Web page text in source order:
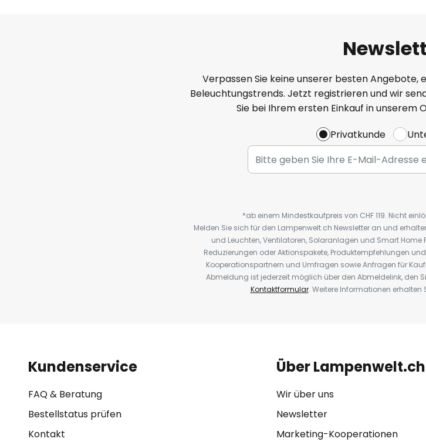
Verpassen Sie keine unserer besten Angebote,
Beleuchtungstrends. Jetzt registrieren und wir
Sie bei Ihrem ersten Einkauf in unserem
Privatkunde
*ab einem Mindestkaufpreis von CHF 119. Nicht
Melden Sie sich für den Lampenwelt.ch Newsletter an und
und Leuchten, Ventilatoren, Solaranlagen und Smart Home
Reduzierungen oder Aktionspakete, Produktempfehlungen
Kooperationspartnern und Umfragen sowie Anfragen für
Abmeldung ist jederzeit möglich über den Abmeldelink, den
Kontaktformular. Weitere Informationen erhalten
Kundenservice
FAQ & Beratung
Bestellstatus prüfen
Kontakt
Über Lampenwelt.ch
Wir über uns
Newsletter
Marketing-Kooperationen